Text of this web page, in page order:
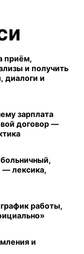
приём,
и получить
диалоги и
зарплата
договор —
— лексика,
работы,
и